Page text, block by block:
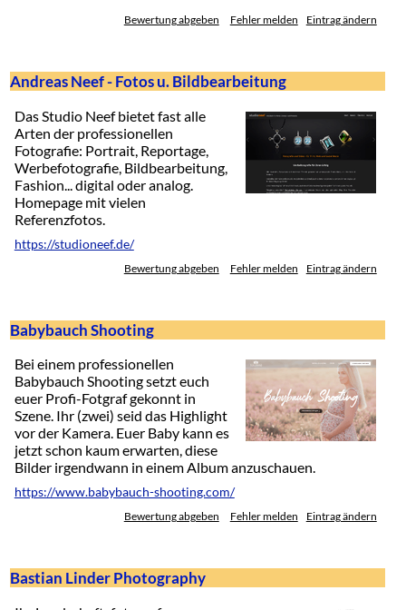
Bewertung abgeben Fehler melden Eintrag ändern
Andreas Neef - Fotos u. Bildbearbeitung
Das Studio Neef bietet fast alle
Arten der professionellen
Fotografie: Portrait, Reportage,
Werbefotografie, Bildbearbeitung,
Fashion... digital oder analog.
Homepage mit vielen
Referenzfotos.
https://studioneef.de/
Bewertung abgeben Fehler melden Eintrag ändern
Babybauch Shooting
Bei einem professionellen
Babybauch Shooting setzt euch
euer Profi-Fotgraf gekonnt in
Szene. Ihr (zwei) seid das Highlight
vor der Kamera. Euer Baby kann es
jetzt schon kaum erwarten, diese
Bilder irgendwann in einem Album anzuschauen.
https://www.babybauch-shooting.com/
Bewertung abgeben Fehler melden Eintrag ändern
Bastian Linder Photography